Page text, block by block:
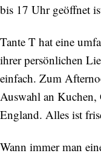
bis 17 Uhr geöffnet
Tante T hat eine
ihrer persönlichen
einfach. Zum
Auswahl an
England. Alles ist
Wann immer man